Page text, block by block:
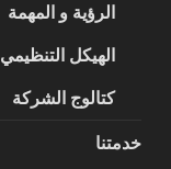
الرؤية و المهمة
الهيكل التنظيمي
كتالوج الشركة
خدمتنا